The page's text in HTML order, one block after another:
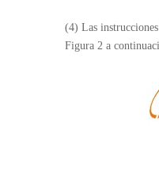
(4) Las
Figura 2 a